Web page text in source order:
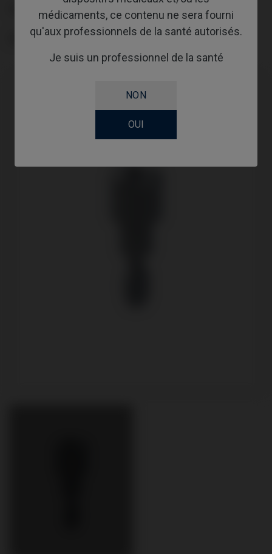
médicaments, ce contenu ne sera fourni
qu'aux professionnels de la santé autorisés.
Je suis un professionnel de la santé
NON
OUI
PLATE-FORME
GINGIVALHEIGHT